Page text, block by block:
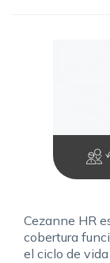
Cezanne HR
cobertura
el ciclo de